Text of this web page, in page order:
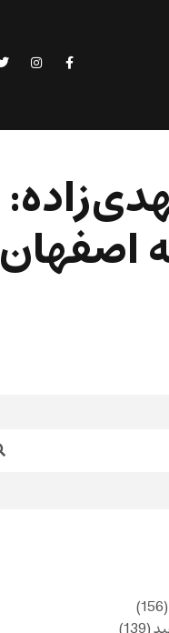
اصفهان
(156)